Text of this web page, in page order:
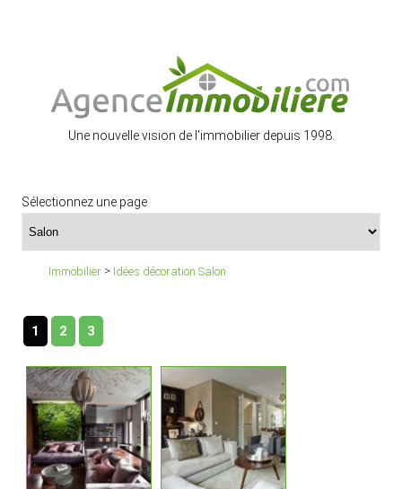
Une nouvelle vision de l'immobilier depuis 1998.
Sélectionnez une page
Immobilier > Idées décoration Salon
1 2 3